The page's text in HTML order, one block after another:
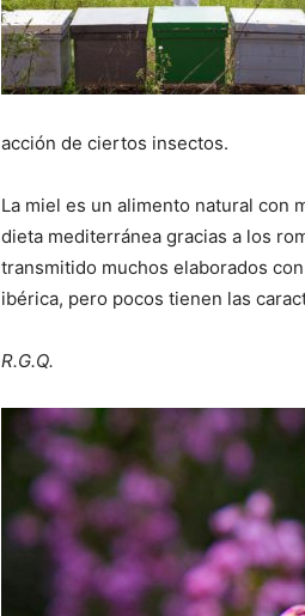
acción de ciertos insectos.
La miel es un alimento natural con
dieta mediterránea gracias a los
transmitido muchos elaborados
ibérica, pero pocos tienen las
R.G.Q.